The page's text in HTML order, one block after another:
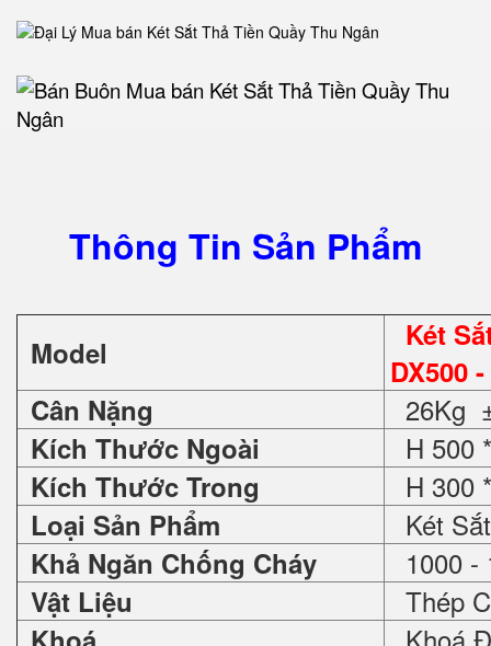
Thông Tin Sản Phẩm
Model
Két
DX500
Cân Nặng
26Kg
Kích Thước Ngoài H 500
Kích Thước Trong H 300
Loại Sản Phẩm Két
Khả Ngăn Chống Cháy 1000 -
Vật Liệu Thép